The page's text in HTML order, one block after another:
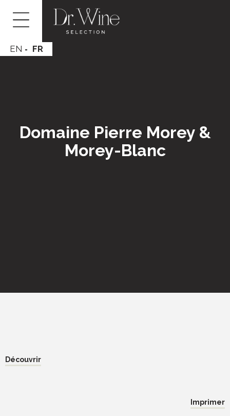
EN FR
Domaine Pierre Morey &
Morey-Blanc
Découvrir
Imprimer